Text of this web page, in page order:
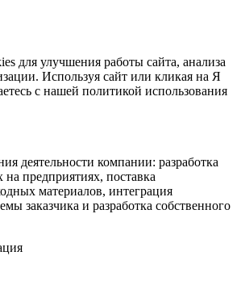
для улучшения работы сайта, анализа
Используя сайт или кликая на Я
с нашей политикой использования
деятельности компании: разработка
предприятиях, поставка
материалов, интеграция
заказчика и разработка собственного